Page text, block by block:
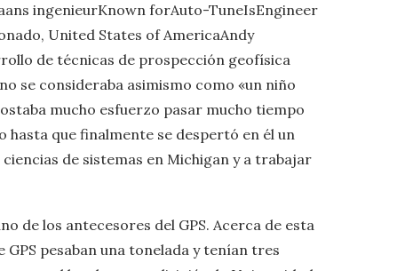
ingenieurKnown forAuto-TuneIsEngineer
United States of AmericaAndy
de técnicas de prospección geofísica
se consideraba asimismo como «un niño
mucho esfuerzo pasar mucho tiempo
hasta que finalmente se despertó en él un
de sistemas en Michigan y a trabajar
de los antecesores del GPS. Acerca de esta
pesaban una tonelada y tenían tres